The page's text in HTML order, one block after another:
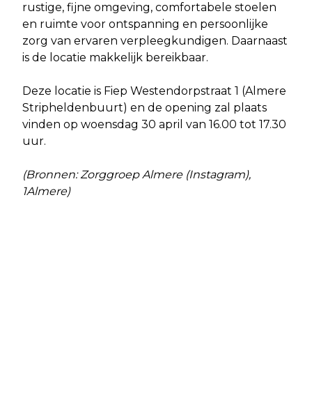
rustige, fijne omgeving, comfortabele stoelen
en ruimte voor ontspanning en persoonlijke
zorg van ervaren verpleegkundigen. Daarnaast
is de locatie makkelijk bereikbaar.
Deze locatie is Fiep Westendorpstraat 1 (Almere
Stripheldenbuurt) en de opening zal plaats
vinden op woensdag 30 april van 16.00 tot 17.30
uur.
(Bronnen: Zorggroep Almere (Instagram),
1Almere)